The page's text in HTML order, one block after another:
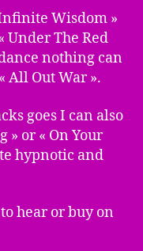
Wisdom »
Under The Red
nothing can
All Out War ».
goes I can also
» or « On Your
hypnotic and
hear or buy on